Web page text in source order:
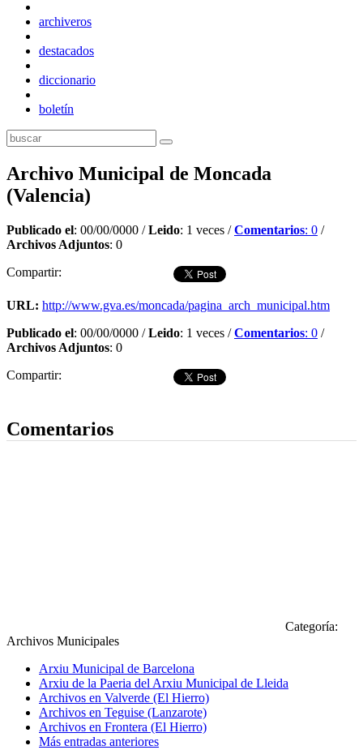
archiveros
destacados
diccionario
boletín
Archivo Municipal de Moncada
(Valencia)
Publicado el: 00/00/0000 /Leido: 1 veces /Comentarios: 0 /
Archivos Adjuntos: 0
Compartir:
URL: http://www.gva.es/moncada/pagina_arch_municipal.htm
Publicado el: 00/00/0000 /Leido: 1 veces /Comentarios: 0 /
Archivos Adjuntos: 0
Compartir:
Comentarios
Categoría:
Archivos Municipales
Arxiu Municipal de Barcelona
Arxiu de la Paeria del Arxiu Municipal de Lleida
Archivos en Valverde (El Hierro)
Archivos en Teguise (Lanzarote)
Archivos en Frontera (El Hierro)
Más entradas anteriores